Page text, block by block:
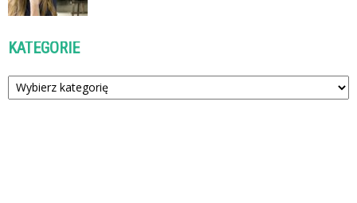
KATEGORIE
Kategorie